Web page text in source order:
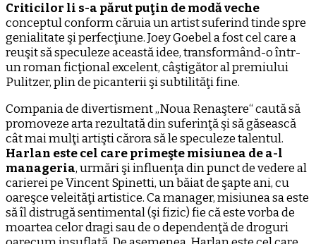
Criticilor li s-a părut puţin de modă veche
conceptul conform căruia un artist suferind tinde spre
genialitate şi perfecţiune. Joey Goebel a fost cel care a
reuşit să speculeze această idee, transformând-o într-
un roman ficţional excelent, câştigător al premiului
Pulitzer, plin de picanterii şi subtilităţi fine.
Compania de divertisment „Noua Renaştere“ caută să
promoveze arta rezultată din suferinţă şi să găsească
cât mai mulţi artişti cărora să le speculeze talentul.
Harlan este cel care primeşte misiunea de a-l
manageria, urmări şi influenţa din punct de vedere al
carierei pe Vincent Spinetti, un băiat de şapte ani, cu
oareşce veleităţi artistice. Ca manager, misiunea sa este
să îl distrugă sentimental (şi fizic) fie că este vorba de
moartea celor dragi sau de o dependenţă de droguri